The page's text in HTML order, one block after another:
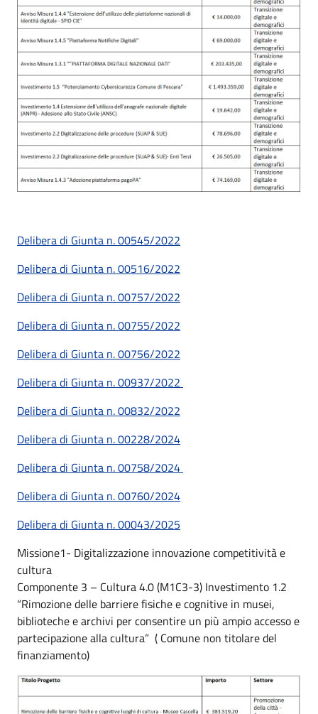
Delibera di Giunta n. 00545/2022
Delibera di Giunta n. 00516/2022
Delibera di Giunta n. 00757/2022
Delibera di Giunta n. 00755/2022
Delibera di Giunta n. 00756/2022
Delibera di Giunta n. 00937/2022
Delibera di Giunta n. 00832/2022
Delibera di Giunta n. 00228/2024
Delibera di Giunta n. 00758/2024
Delibera di Giunta n. 00760/2024
Delibera di Giunta n. 00043/2025
Missione1- Digitalizzazione innovazione competitività e
cultura
Componente 3 – Cultura 4.0 (M1C3-3) Investimento 1.2
“Rimozione delle barriere fisiche e cognitive in musei,
biblioteche e archivi per consentire un più ampio accesso e
partecipazione alla cultura” ( Comune non titolare del
finanziamento)